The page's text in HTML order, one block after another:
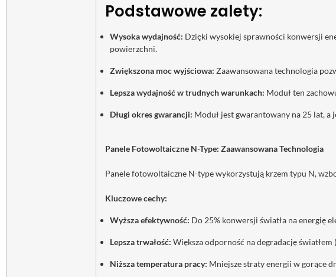
Podstawowe zalety:
Wysoka wydajność: Dzięki wysokiej sprawności konwersji
powierzchni.
Zwiększona moc wyjściowa: Zaawansowana technologia
Lepsza wydajność w trudnych warunkach: Moduł ten
Długi okres gwarancji: Moduł jest gwarantowany na 25 lat, a
Panele Fotowoltaiczne N-Type: Zaawansowana Technologia
Panele fotowoltaiczne N-type wykorzystują krzem typu N,
Kluczowe cechy:
Wyższa efektywność: Do 25% konwersji światła na energię
Lepsza trwałość: Większa odporność na degradację światłem
Niższa temperatura pracy: Mniejsze straty energii w gorące